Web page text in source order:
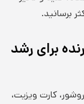
برسانید.
برای رشد
کارت ویزیت،